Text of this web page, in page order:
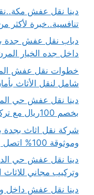
دينا نقل عفش
تنافسية..خبرة لأكثر من 10 سنوات..ضمان
داخل جده الخيار
خطوات نقل عفش
شامل لنقل الأثاث
دينا نقل عفش حي
بخصم 100ريال مع تركيب مجاني للعفش
وموثوقة 100% اتصل بنا الان
وتركيب مجاني للاثاث